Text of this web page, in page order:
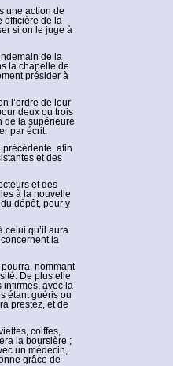
une action de
officière de la
si on le juge à
de la
la chapelle de
présider à
l’ordre de leur
deux ou trois
de la supérieure
par écrit.
afin
et des
et des
à la nouvelle
dépôt, pour y
celui qu’il aura
la
nommant
De plus elle
infirmes, avec la
étant guéris ou
prestez, et de
coiffes,
la boursière ;
un médecin,
grâce de